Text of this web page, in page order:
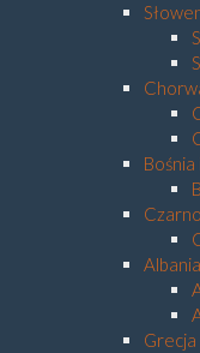
Albania
Grecja